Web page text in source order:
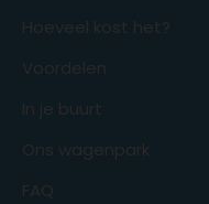
Hoeveel kost het?
Voordelen
In je buurt
Ons wagenpark
FAQ